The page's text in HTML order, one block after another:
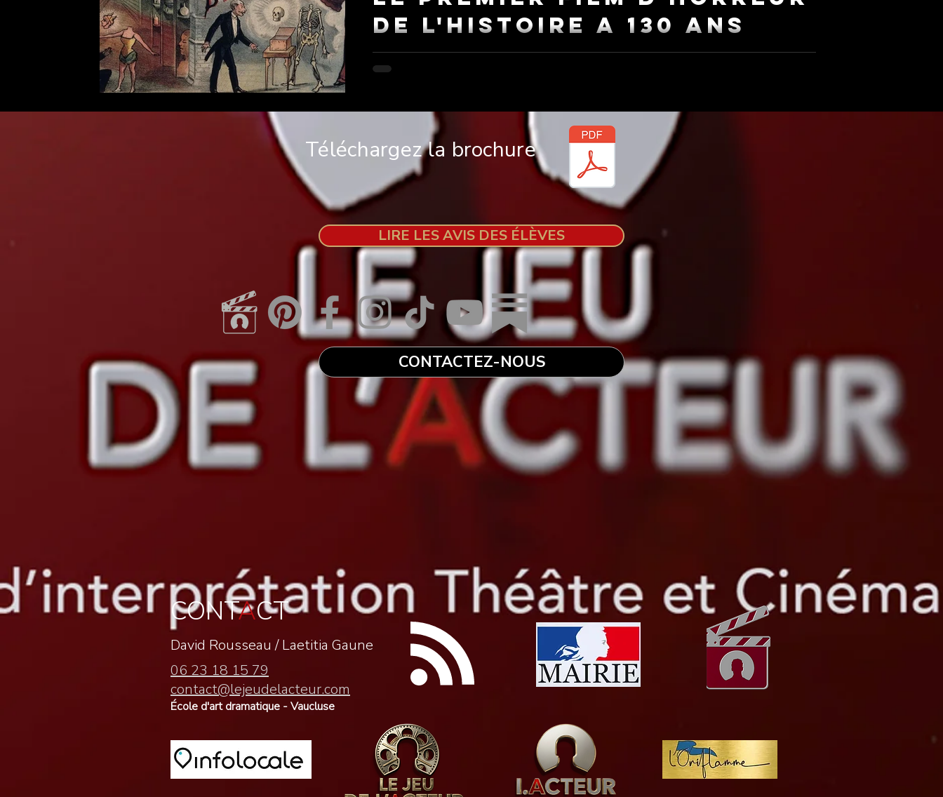
de l'histoire a 130 ans
l y a des genres qui naissent d'une intention claire. Et il y a ceux qui naissent d'un magicien
qui cherchait juste à surprendre son public. En 1896, Georges Méliès réalise Le Manoir du
Téléchargez la brochure
LIRE LES AVIS DES ÉLÈVES
CONTACTEZ-NOUS
CONTACT
David Rousseau /Laetitia Gaune
06 23 18 15 79
contact@lejeudelacteur.com
École d'art dramatique - Vaucluse